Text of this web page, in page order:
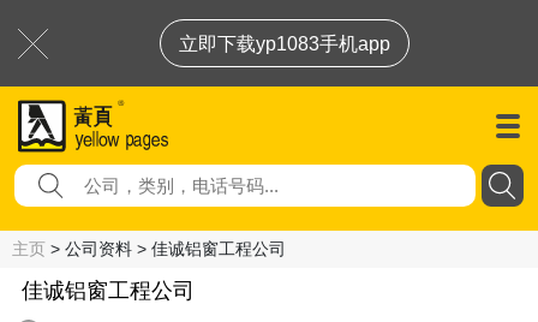
立即下载yp1083手机app
主页 > 公司资料 > 佳诚铝窗工程公司
佳诚铝窗工程公司